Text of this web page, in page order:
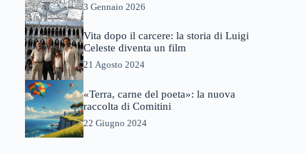
3 Gennaio 2026
Vita dopo il carcere: la storia di Luigi
Celeste diventa un film
21 Agosto 2024
«Terra, carne del poeta»: la nuova
raccolta di Comitini
22 Giugno 2024